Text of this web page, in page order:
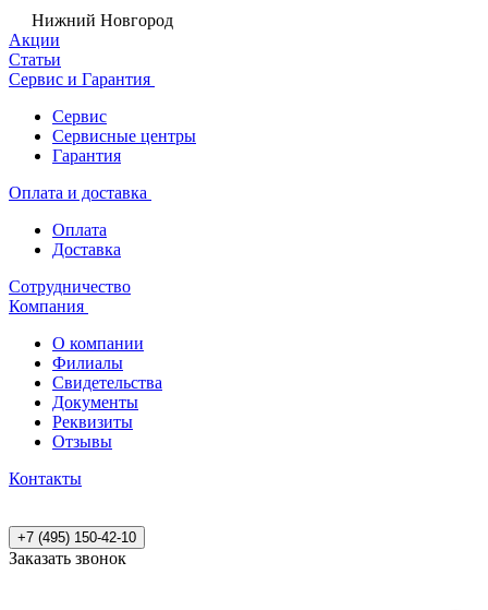
Нижний Новгород
Акции
Статьи
Сервис и Гарантия
Сервис
Сервисные центры
Гарантия
Оплата и доставка
Оплата
Доставка
Сотрудничество
Компания
О компании
Филиалы
Свидетельства
Документы
Реквизиты
Отзывы
Контакты
+7 (495) 150-42-10
Заказать звонок